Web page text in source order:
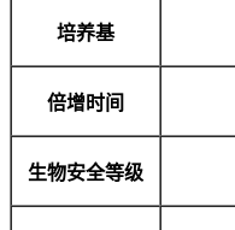
培养基
倍增时间
生物安全等级